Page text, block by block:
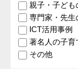
親子・子ども
専門家・先生
ICT活用事例
著名人の子育
その他